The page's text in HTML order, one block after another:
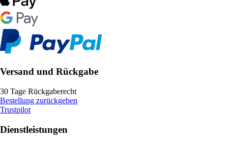
Versand und Rückgabe
30 Tage Rückgaberecht
Bestellung zurückgeben
Trustpilot
Dienstleistungen